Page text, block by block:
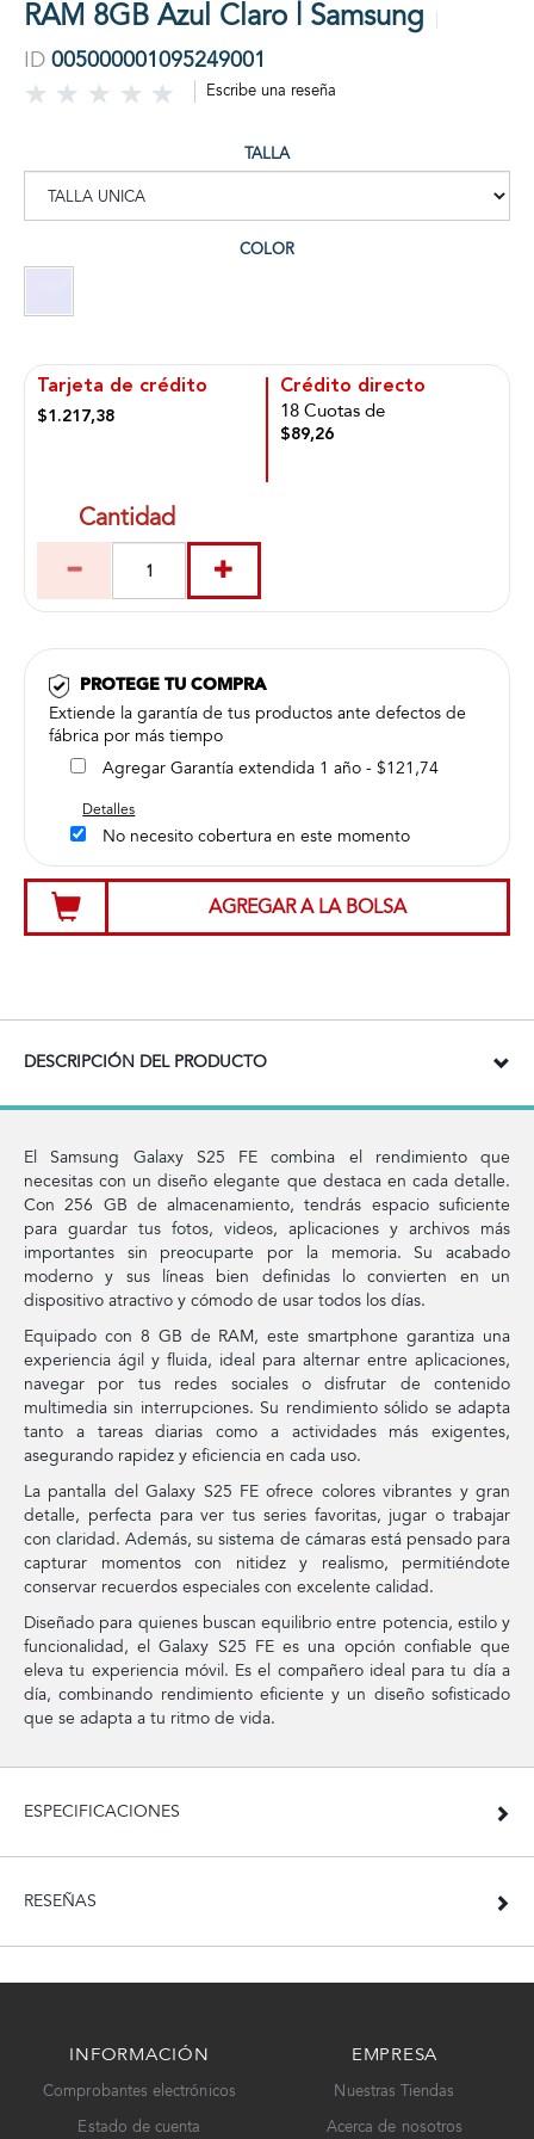
RAM 8GB Azul Claro | Samsung
ID 005000001095249001
Escribe una reseña
TALLA
COLOR
Tarjeta de crédito
$1.217,38
Crédito directo
18 Cuotas de
$89,26
Cantidad
PROTEGE TU COMPRA
Extiende la garantía de tus productos ante defectos de
fábrica por más tiempo
Agregar Garantía extendida 1 año - $121,74
Detalles
No necesito cobertura en este momento
AGREGAR A LA BOLSA
DESCRIPCIÓN DEL PRODUCTO
El Samsung Galaxy S25 FE combina el rendimiento que
necesitas con un diseño elegante que destaca en cada detalle.
Con 256 GB de almacenamiento, tendrás espacio suficiente
para guardar tus fotos, videos, aplicaciones y archivos más
importantes sin preocuparte por la memoria. Su acabado
moderno y sus líneas bien definidas lo convierten en un
dispositivo atractivo y cómodo de usar todos los días.
Equipado con 8 GB de RAM, este smartphone garantiza una
experiencia ágil y fluida, ideal para alternar entre aplicaciones,
navegar por tus redes sociales o disfrutar de contenido
multimedia sin interrupciones. Su rendimiento sólido se adapta
tanto a tareas diarias como a actividades más exigentes,
asegurando rapidez y eficiencia en cada uso.
La pantalla del Galaxy S25 FE ofrece colores vibrantes y gran
detalle, perfecta para ver tus series favoritas, jugar o trabajar
con claridad. Además, su sistema de cámaras está pensado para
capturar momentos con nitidez y realismo, permitiéndote
conservar recuerdos especiales con excelente calidad.
Diseñado para quienes buscan equilibrio entre potencia, estilo y
funcionalidad, el Galaxy S25 FE es una opción confiable que
eleva tu experiencia móvil. Es el compañero ideal para tu día a
día, combinando rendimiento eficiente y un diseño sofisticado
que se adapta a tu ritmo de vida.
ESPECIFICACIONES
RESEÑAS
INFORMACIÓN
Comprobantes electrónicos
Estado de cuenta
EMPRESA
Nuestras Tiendas
Acerca de nosotros